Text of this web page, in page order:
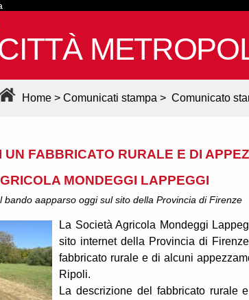
Home > Comunicati stampa > Comunicato
UN FABBRICATO RURALE E DI
MONDEGGI LAPPEGGI
bando aapparso oggi sul sito della Provincia di Firenze
La Società Agricola Mondeggi
sito internet della Provincia di
fabbricato rurale e di alcuni
Ripoli.
La descrizione del fabbricato rurale